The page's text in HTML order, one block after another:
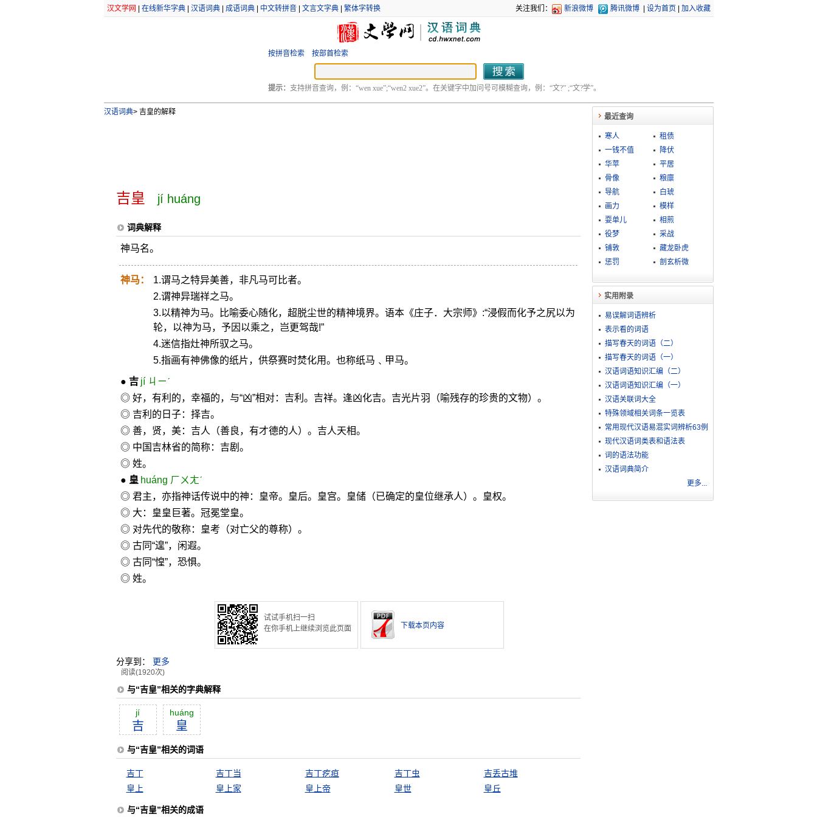
汉文学网 在线新华字典| 汉语词典| 成语词典| 中文转拼音| 文言文字典| 繁体字转换 关注我们： 新浪微博 腾讯微博 设为首页 加入收藏
按拼音检索 按部首检索
提示： 支持拼音查询，例：“wen xue”;“wen2 xue2”。在关键字中加问号可模糊查询，例：“文?” ;“文?学”。
汉语词典>吉皇的解释
吉皇 jí huáng
词典解释
神马名。
神马：
1.谓马之特异美善，非凡马可比者。
2.谓神异瑞祥之马。
3.以精神为马。比喻委心随化，超脱尘世的精神境界。语本《庄子．大宗师》:“浸假而化予之尻以为
轮，以神为马，予因以乘之，岂更驾哉!”
4.迷信指灶神所驭之马。
5.指画有神佛像的纸片，供祭赛时焚化用。也称纸马﹑甲马。
● 吉 jí ㄐㄧˊ
◎ 好，有利的，幸福的，与“凶”相对：吉利。吉祥。逢凶化吉。吉光片羽（喻残存的珍贵的文物）。
◎ 吉利的日子：择吉。
◎ 善，贤，美：吉人（善良，有才德的人）。吉人天相。
◎ 中国吉林省的简称：吉剧。
◎ 姓。
● 皇 huáng ㄏㄨㄤˊ
◎ 君主，亦指神话传说中的神：皇帝。皇后。皇宫。皇储（已确定的皇位继承人）。皇权。
◎ 大：皇皇巨著。冠冕堂皇。
◎ 对先代的敬称：皇考（对亡父的尊称）。
◎ 古同“遑”，闲遐。
◎ 古同“惶”，恐惧。
◎ 姓。
试试手机扫一扫
在你手机上继续浏览此页面
下载本页内容
分享到： 更多
阅读(1920次)
与“吉皇”相关的字典解释
jí
吉
huáng
皇
与“吉皇”相关的词语
吉丁 吉丁当 吉丁疙疸 吉丁虫
吉丢古堆
皇上
皇上家 皇上帝 皇世 皇丘
与“吉皇”相关的成语
最近查询
寒人
租债
一钱不值
降伏
华苹
平居
骨像
粮廪
导航
白琥
画力
模样
耍单儿
相煎
役梦
采战
铺敦
藏龙卧虎
惩罚
剖玄析微
实用附录
易误解词语辨析
表示看的词语
描写春天的词语（二）
描写春天的词语（一）
汉语词语知识汇编（二）
汉语词语知识汇编（一）
汉语关联词大全
特殊领域相关词条一览表
常用现代汉语易混实词辨析63例
现代汉语词类表和语法表
词的语法功能
汉语词典简介
更多...